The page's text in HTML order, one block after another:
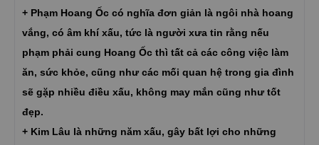
+ Phạm Hoang Ốc có nghĩa đơn giản là ngôi nhà hoang
vắng, có âm khí xấu, tức là người xưa tin rằng nếu
phạm phải cung Hoang Ốc thì tất cả các công việc làm
ăn, sức khỏe, cũng như các mối quan hệ trong gia đình
sẽ gặp nhiều điều xấu, không may mắn cũng như tốt
đẹp.
+ Kim Lâu là những năm xấu, gây bất lợi cho những